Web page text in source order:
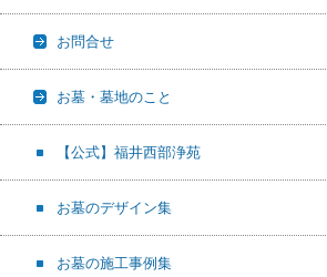
お問合せ
お墓・墓地のこと
【公式】福井西部浄苑
お墓のデザイン集
お墓の施工事例集